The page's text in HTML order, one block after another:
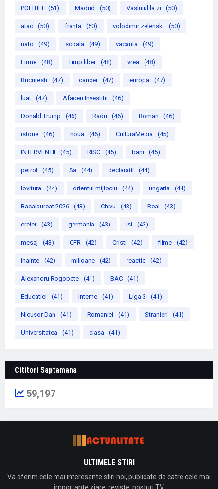
POLITIEI (51) Madrid (50) Vasluiul la zi (50)
atac (50) franta (50) volodimir zelenski (50)
nato (49) scoala (49) vacanta (49)
Firme (48) Timp liber (48) vrea (48)
Bucuresti (47) cancer (47) europa (47)
luat (47) Afaceri Investitii (46)
Donald Trump (46) Radu (46) Roman (46)
istorie (46) noua (46) CulturaMedia (45)
INTERVENTII (45) RISC (45) bani (45)
petrol (45) Sa (44) declaratii (44)
lovitura (44) orientul mijlociu (44) ungaria (44)
Bacalaureat 2026 (43) Chivu (43) Real (43)
creier (43) germania (43) isi (43)
mesaj (43) CFR (42) Cristi (42) filme (42)
inainte (42) milioane (42) reactie (42)
Alexandru Rogobete (41) BAC (41)
Educatiei (41) Interne (41) Liga 3 (41)
Nicusor Dan (41) Romaniei (41) Stranieri (41)
Universitatea (41) clasa (41)
Cititori Saptamana
59,197
ULTIMELE STIRI
Va oferim cele mai interesante stiri noi, publicate de catre cele mai
importante ziare, reviste, posturi TV.